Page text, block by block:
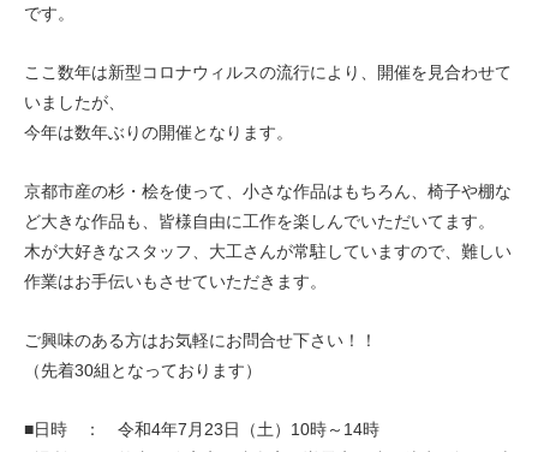
です。
ここ数年は新型コロナウィルスの流行により、開催を見合わせて
いましたが、
今年は数年ぶりの開催となります。
京都市産の杉・桧を使って、小さな作品はもちろん、椅子や棚な
ど大きな作品も、皆様自由に工作を楽しんでいただいてます。
木が大好きなスタッフ、大工さんが常駐していますので、難しい
作業はお手伝いもさせていただきます。
ご興味のある方はお気軽にお問合せ下さい！！
（先着30組となっております）
■日時 ： 令和4年7月23日（土）10時～14時